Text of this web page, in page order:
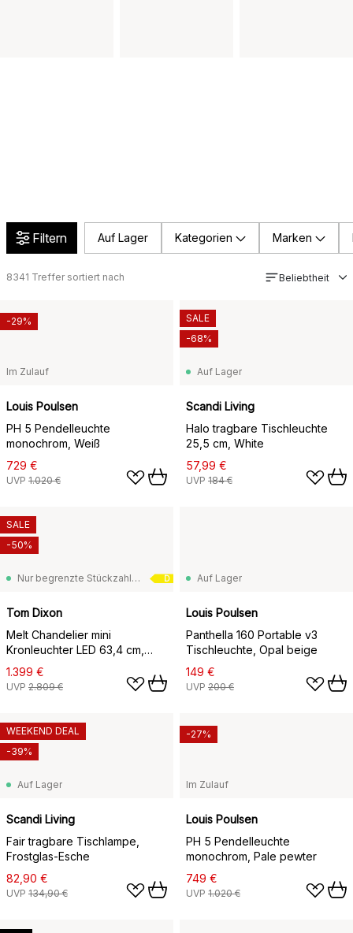
Filtern Auf Lager Kategorien Marken
8341 Treffer sortiert nach Beliebtheit
Im Zulauf
Louis Poulsen
PH 5 Pendelleuchte
monochrom, Weiß
729 €
UVP 1.020 €
-29%
Auf Lager
Scandi Living
Halo tragbare Tischleuchte
25,5 cm, White
57,99 €
UVP 184 €
SALE
-68%
D
Nur begrenzte Stückzahl vorrätig
Tom Dixon
Melt Chandelier mini
Kronleuchter LED 63,4 cm,
Opal-silver
1.399 €
UVP 2.809 €
SALE
-50%
Auf Lager
Louis Poulsen
Panthella 160 Portable v3
Tischleuchte, Opal beige
149 €
UVP 200 €
Auf Lager
Scandi Living
Fair tragbare Tischlampe,
Frostglas-Esche
82,90 €
UVP 134,90 €
WEEKEND DEAL
-39%
Im Zulauf
Louis Poulsen
PH 5 Pendelleuchte
monochrom, Pale pewter
749 €
UVP 1.020 €
-27%